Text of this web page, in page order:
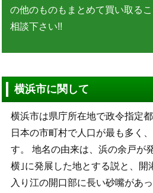
の他のものもまとめて買い取る
相談下さい!!
横浜市に関して
横浜市は県庁所在地で政令指定
日本の市町村で人口が最も多く
す。 地名の由来は、浜の余戸が
横｣に発展した地とする説と、開
入り江の開口部に長い砂嘴があ